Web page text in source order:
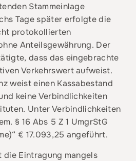
Stammeinlage
Tage später erfolgte die
protokollierten
Anteilsgewährung. Der
dass das eingebrachte
Verkehrswert aufweist.
weist einen Kassabestand
keine Verbindlichkeiten
Unter Verbindlichkeiten
§ 16 Abs 5 Z 1 UmgrStG
€ 17.093,25 angeführt.
Eintragung mangels